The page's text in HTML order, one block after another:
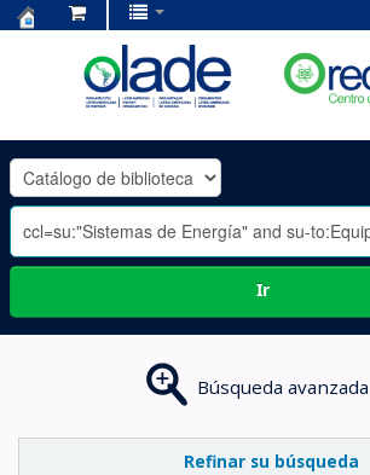
OLADE
-
Ir
Búsqueda avanzada
Refinar su búsqueda